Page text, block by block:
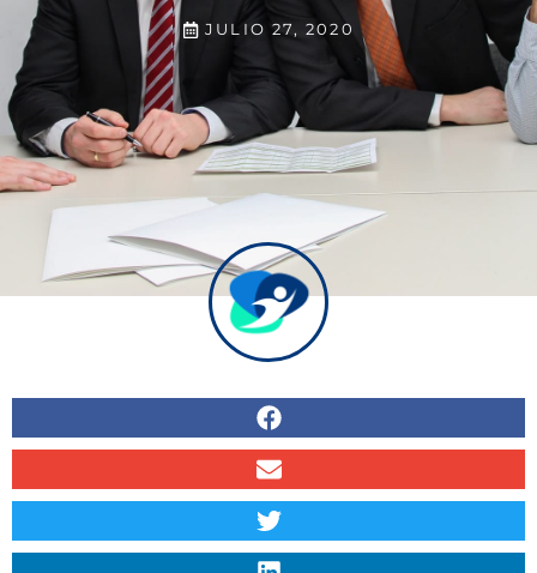
JULIO 27, 2020